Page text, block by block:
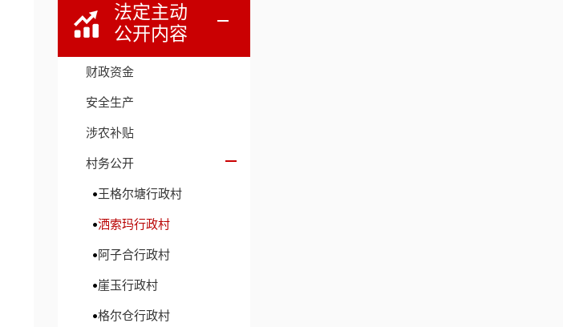
法定主动
公开内容
财政资金
安全生产
涉农补贴
村务公开
王格尔塘行政村
洒索玛行政村
阿子合行政村
崖玉行政村
格尔仓行政村